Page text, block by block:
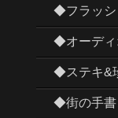
◆フラッシ
◆オーディ
◆ステキ&
◆街の手書